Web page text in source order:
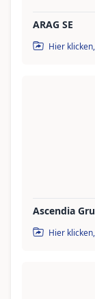
ARAG SE
Hier
Ascendia
Hier